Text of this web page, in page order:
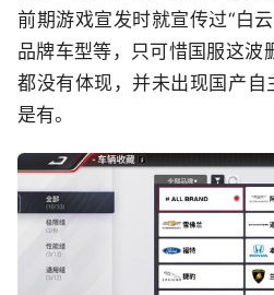
前期游戏宣发时就宣传过“白
品牌车型等，只可惜国服这波
都没有体现，并未出现国产自
是有。